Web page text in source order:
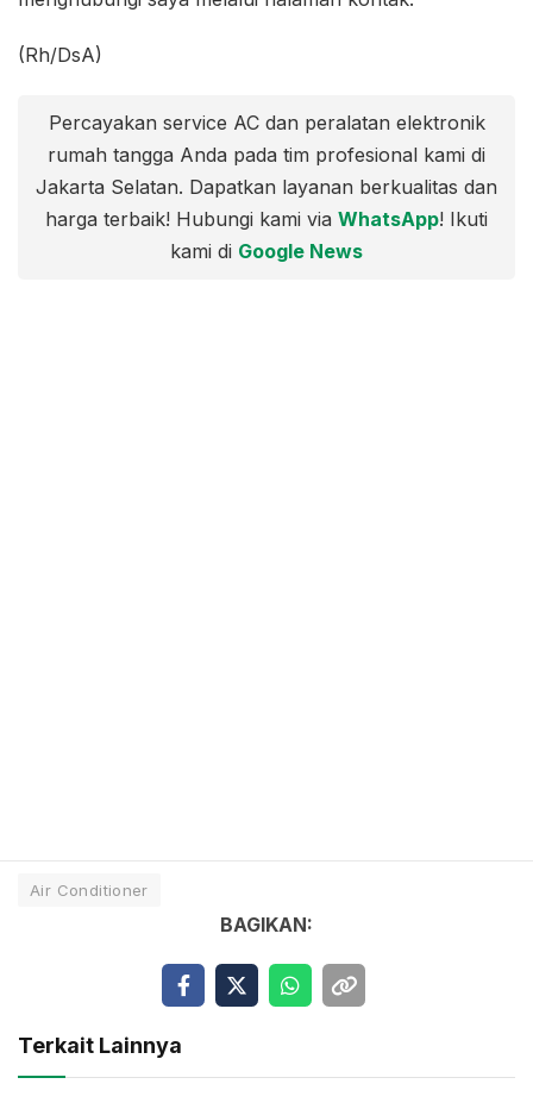
(Rh/DsA)
Percayakan service AC dan peralatan elektronik
rumah tangga Anda pada tim profesional kami di
Jakarta Selatan. Dapatkan layanan berkualitas dan
harga terbaik! Hubungi kami via WhatsApp! Ikuti
kami di Google News
Air Conditioner
BAGIKAN:
Terkait Lainnya